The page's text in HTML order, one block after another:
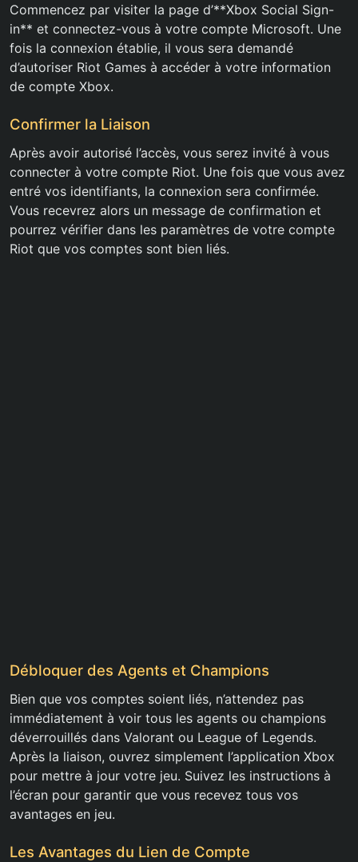
Commencez par visiter la page d’**Xbox Social Sign-
in** et connectez-vous à votre compte Microsoft. Une
fois la connexion établie, il vous sera demandé
d’autoriser Riot Games à accéder à votre information
de compte Xbox.
Confirmer la Liaison
Après avoir autorisé l’accès, vous serez invité à vous
connecter à votre compte Riot. Une fois que vous avez
entré vos identifiants, la connexion sera confirmée.
Vous recevrez alors un message de confirmation et
pourrez vérifier dans les paramètres de votre compte
Riot que vos comptes sont bien liés.
Débloquer des Agents et Champions
Bien que vos comptes soient liés, n’attendez pas
immédiatement à voir tous les agents ou champions
déverrouillés dans Valorant ou League of Legends.
Après la liaison, ouvrez simplement l’application Xbox
pour mettre à jour votre jeu. Suivez les instructions à
l’écran pour garantir que vous recevez tous vos
avantages en jeu.
Les Avantages du Lien de Compte